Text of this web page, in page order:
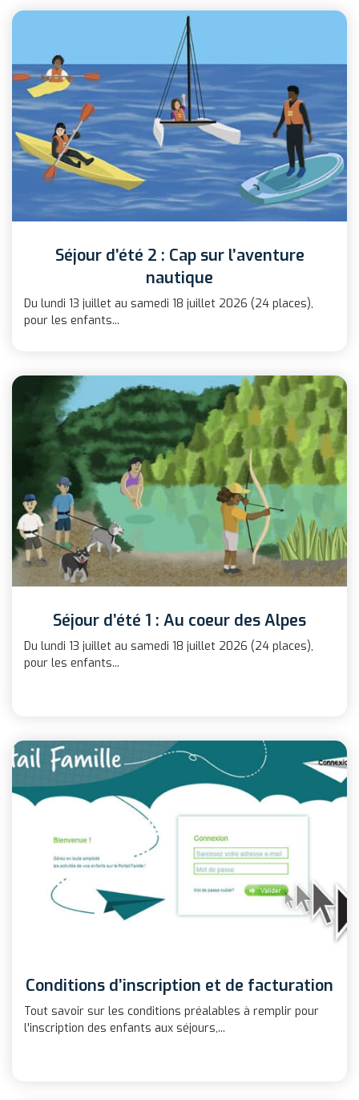
Séjour d’été 2 : Cap sur l’aventure
nautique
Du lundi 13 juillet au samedi 18 juillet 2026 (24 places),
pour les enfants...
Séjour d’été 1 : Au coeur des Alpes
Du lundi 13 juillet au samedi 18 juillet 2026 (24 places),
pour les enfants...
Conditions d’inscription et de facturation
Tout savoir sur les conditions préalables à remplir pour
l'inscription des enfants aux séjours,...